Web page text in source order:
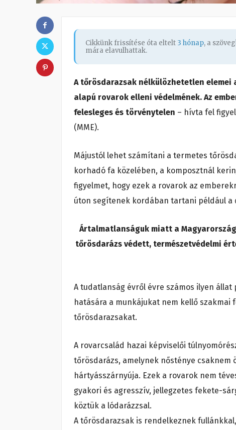
Cikkünk frissítése óta eltelt 3 hónap, a
mára elavulhattak.
A tőrösdarazsak nélkülözhetetlen
alapú rovarok elleni védelmének. Az
felesleges és törvénytelen – hívta fel
(MME).
Májustól lehet számítani a termetes
korhadó fa közelében, a komposztnál
figyelmet, hogy ezek a rovarok az
úton segítenek kordában tartani például a
Ártalmatlanságuk miatt a
tőrösdarázs védett, természetvédelmi
A tudatlanság évről évre számos ilyen
hatására a munkájukat nem kellő
tőrösdarazsakat.
A rovarcsalád hazai képviselői
tőrösdarázs, amelynek nősténye
hártyásszárnyúja. Ezek a rovarok nem
gyakori és agresszív, jellegzetes fekete-
köztük a lódarázzsal.
A tőrösdarazsak is rendelkeznek